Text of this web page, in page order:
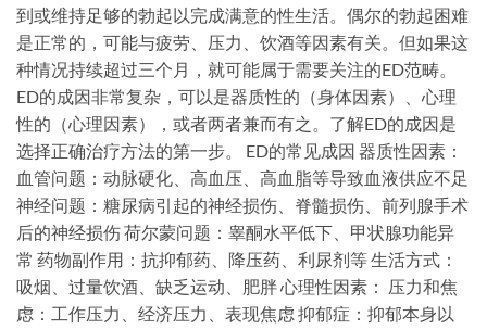
到或维持足够的勃起以完成满意的性生活。偶尔的勃起困难
是正常的，可能与疲劳、压力、饮酒等因素有关。但如果这
种情况持续超过三个月，就可能属于需要关注的ED范畴。
ED的成因非常复杂，可以是器质性的（身体因素）、心理
性的（心理因素），或者两者兼而有之。了解ED的成因是
选择正确治疗方法的第一步。 ED的常见成因 器质性因素：
血管问题：动脉硬化、高血压、高血脂等导致血液供应不足
神经问题：糖尿病引起的神经损伤、脊髓损伤、前列腺手术
后的神经损伤 荷尔蒙问题：睾酮水平低下、甲状腺功能异
常 药物副作用：抗抑郁药、降压药、利尿剂等 生活方式：
吸烟、过量饮酒、缺乏运动、肥胖 心理性因素： 压力和焦
虑：工作压力、经济压力、表现焦虑 抑郁症：抑郁本身以